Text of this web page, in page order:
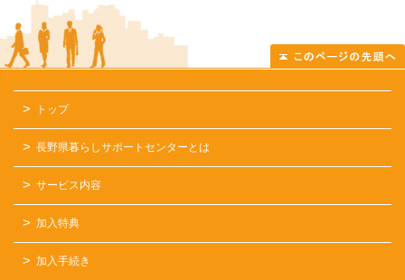
トップ
長野県暮らしサポートセンターとは
サービス内容
加入特典
加入手続き